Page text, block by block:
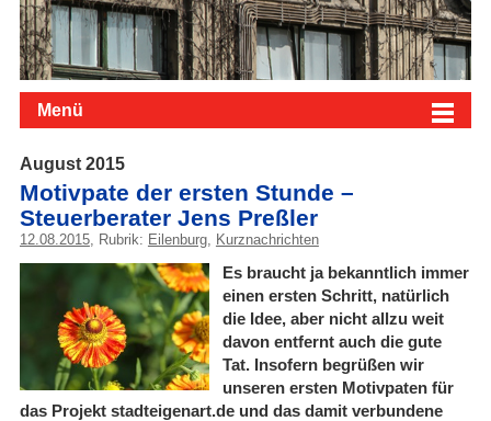
Menü
August 2015
Motivpate der ersten Stunde –
Steuerberater Jens Preßler
12.08.2015, Rubrik: Eilenburg, Kurznachrichten
Es braucht ja bekanntlich immer
einen ersten Schritt, natürlich
die Idee, aber nicht allzu weit
davon entfernt auch die gute
Tat. Insofern begrüßen wir
unseren ersten Motivpaten für
das Projekt stadteigenart.de und das damit verbundene